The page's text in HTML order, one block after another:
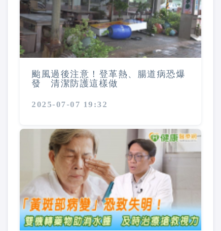
颱風過後注意！登革熱、腸道病恐爆
發 清潔防護這樣做
2025-07-07 19:32